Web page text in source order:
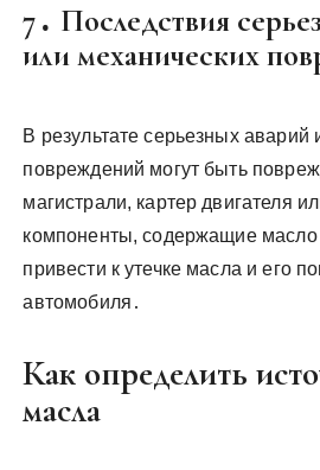
7․ Последствия
или механических
В результате серьезных аварий
повреждений могут быть
магистрали, картер двигателя
компоненты, содержащие
привести к утечке масла и его
автомобиля․
Как определить
масла